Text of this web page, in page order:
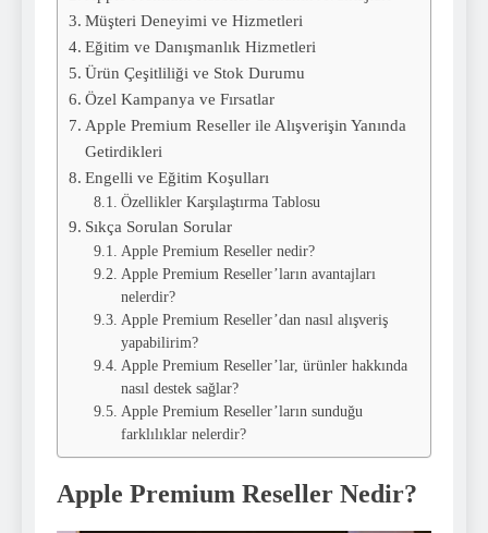
Müşteri Deneyimi ve Hizmetleri
Eğitim ve Danışmanlık Hizmetleri
Ürün Çeşitliliği ve Stok Durumu
Özel Kampanya ve Fırsatlar
Apple Premium Reseller ile Alışverişin Yanında
Getirdikleri
Engelli ve Eğitim Koşulları
Özellikler Karşılaştırma Tablosu
Sıkça Sorulan Sorular
Apple Premium Reseller nedir?
Apple Premium Reseller’ların avantajları
nelerdir?
Apple Premium Reseller’dan nasıl alışveriş
yapabilirim?
Apple Premium Reseller’lar, ürünler hakkında
nasıl destek sağlar?
Apple Premium Reseller’ların sunduğu
farklılıklar nelerdir?
Apple Premium Reseller Nedir?